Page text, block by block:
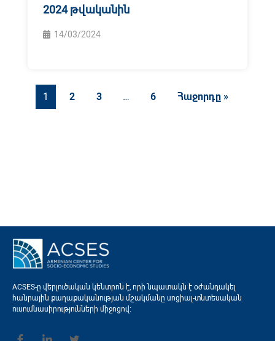
2024 թվականին
14/03/2024
1 2 3 … 6 Հաջորդը »
ACSES-ը վերլուծական կենտրոն է, որի նպատակն է օժանդակել
հանրային քաղաքականության մշակմանը սոցիալ-տնտեսական
ուսումնասիրությունների միջոցով։